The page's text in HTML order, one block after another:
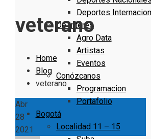
Deportes
De Interés
Agro Data
Artistas
Eventos
Conózcanos
Programacion
Portafolio
Bogotá
Localidad 11 – 15
veterano
Home
Blog
veterano
Abr
28
2021